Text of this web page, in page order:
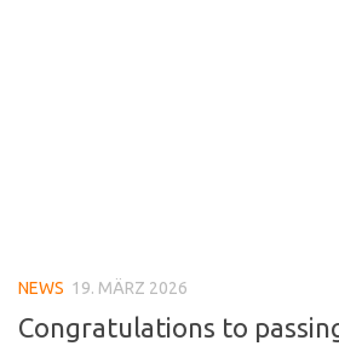
NEWS 19. MÄRZ 2026
Congratulations to